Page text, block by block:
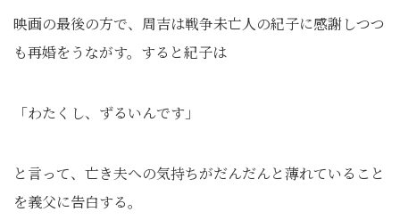
映画の最後の方で、周吉は戦争未亡人の紀子に感謝しつつ
も再婚をうながす。すると紀子は
「わたくし、ずるいんです」
と言って、亡き夫への気持ちがだんだんと薄れていること
を義父に告白する。